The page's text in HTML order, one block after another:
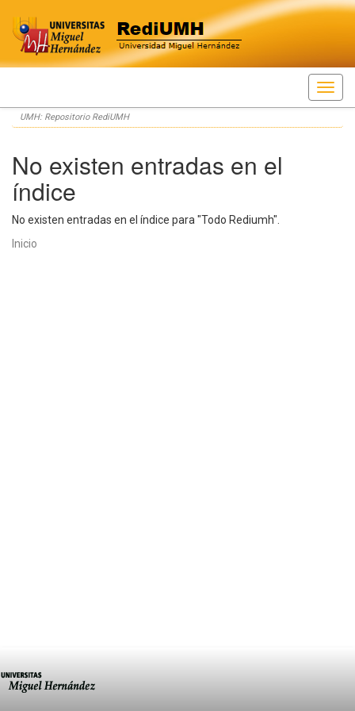
Skip
navigation
UMH: Repositorio RediUMH
No existen entradas en el
índice
No existen entradas en el índice para "Todo Rediumh".
Inicio